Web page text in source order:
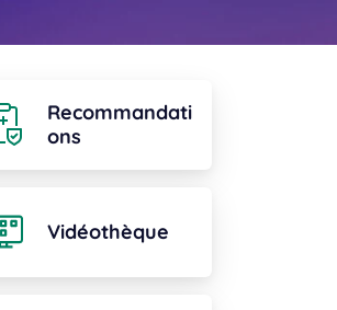
Recommandati
ons
Vidéothèque